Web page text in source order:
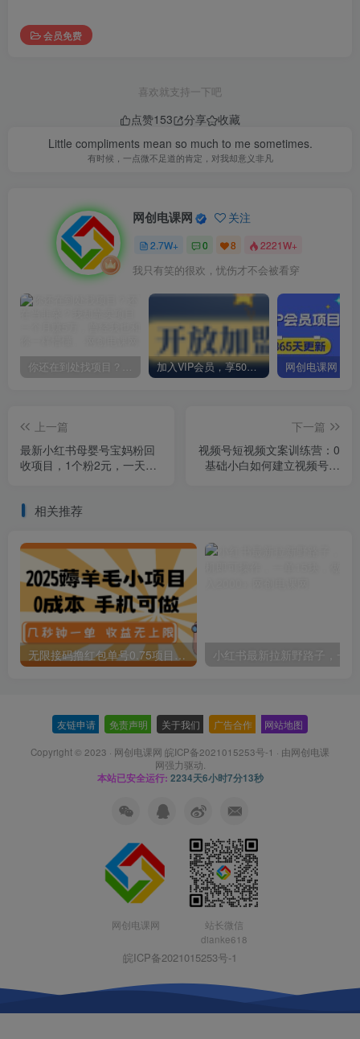
会员免费
喜欢就支持一下吧
点赞153 分享
收藏
Little compliments mean so much to me sometimes.
有时候，一点微不足道的肯定，对我却意义非凡
网创电课网 关注
2.7W+ 0 8 2221W+
我只有笑的很欢，忧伤才不会被看穿
你还在到处找项目？还在当韭菜？我却靠卖项目一个月赚5万，曾经我也和你一样懵懂。 加入VIP会员，享50%的推广提成，免费学习多种网上创业课程，菜鸟秒变大神！
上一篇
最新小红书母婴号宝妈粉回
收项目，1个粉2元，一天轻
下一篇
视频号短视频文案训练营：0
基础小白如何建立视频号，
相关推荐
无限接码撸红包单号0.75项目无偿分享给你【揭秘】
友链申请 免责声明 关于我们 广告合作 网站地图
Copyright © 2023 · 网创电课网 皖ICP备2021015253号-1 · 由网创电课
网强力驱动.
本站已安全运行: 2234天6小时7分14秒
网创电课网
站长微信
dianke618
皖ICP备2021015253号-1